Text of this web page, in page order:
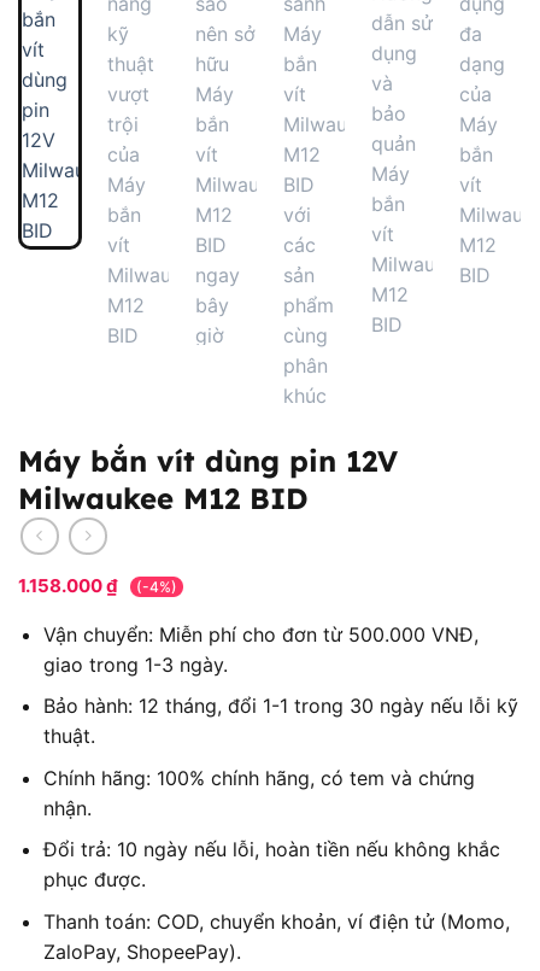
Máy bắn vít dùng pin 12V
Milwaukee M12 BID
1.158.000₫ (-4%)
Vận chuyển: Miễn phí cho đơn từ 500.000 VNĐ,
giao trong 1-3 ngày.
Bảo hành: 12 tháng, đổi 1-1 trong 30 ngày nếu lỗi kỹ
thuật.
Chính hãng: 100% chính hãng, có tem và chứng
nhận.
Đổi trả: 10 ngày nếu lỗi, hoàn tiền nếu không khắc
phục được.
Thanh toán: COD, chuyển khoản, ví điện tử (Momo,
ZaloPay, ShopeePay).